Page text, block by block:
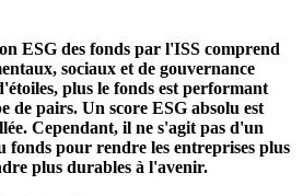
ESG des fonds par l'ISS comprend
sociaux et de gouvernance
plus le fonds est performant
de pairs. Un score ESG absolu est
Cependant, il ne s'agit pas d'un
fonds pour rendre les entreprises plus
plus durables à l'avenir.